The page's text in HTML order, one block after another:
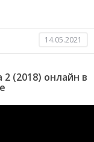
14.05.2021
(2018) онлайн в